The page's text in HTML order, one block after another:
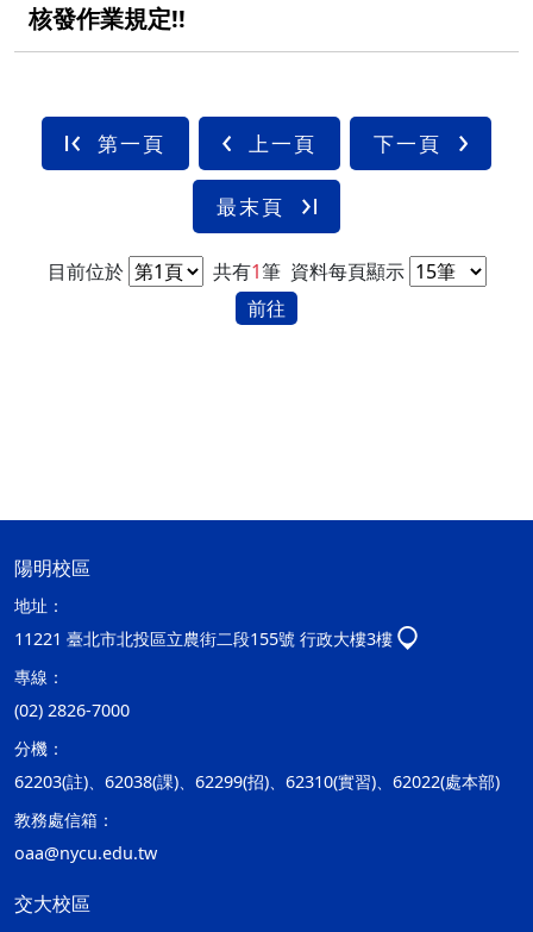
核發作業規定!!
第一頁 上一頁 下一頁
最末頁
目前位於 共有1筆 資料每頁顯示
前往
陽明校區
地址：
11221 臺北市北投區立農街二段155號 行政大樓3樓
專線：
(02) 2826-7000
分機：
62203(註)、62038(課)、62299(招)、62310(實習)、62022(處本部)
教務處信箱：
oaa@nycu.edu.tw
交大校區